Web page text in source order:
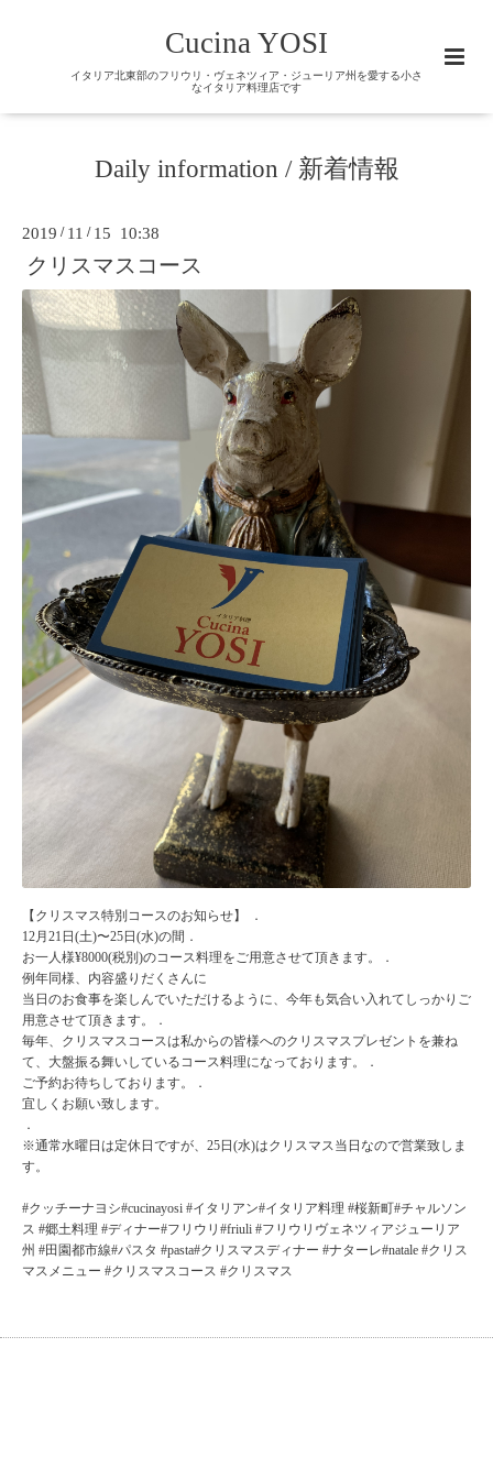
Cucina YOSI
イタリア北東部のフリウリ・ヴェネツィア・ジューリア州を愛する小さ
なイタリア料理店です
Daily information / 新着情報
2019 / 11 / 15 10:38
クリスマスコース
【クリスマス特別コースのお知らせ】 ．
12月21日(土)〜25日(水)の間．
お一人様¥8000(税別)のコース料理をご用意させて頂きます。．
例年同様、内容盛りだくさんに
当日のお食事を楽しんでいただけるように、今年も気合い入れてしっかりご
用意させて頂きます。．
毎年、クリスマスコースは私からの皆様へのクリスマスプレゼントを兼ね
て、大盤振る舞いしているコース料理になっております。．
ご予約お待ちしております。．
宜しくお願い致します。
．
※通常水曜日は定休日ですが、25日(水)はクリスマス当日なので営業致しま
す。
#クッチーナヨシ#cucinayosi #イタリアン#イタリア料理 #桜新町#チャルソン
ス #郷土料理 #ディナー#フリウリ#friuli #フリウリヴェネツィアジューリア
州 #田園都市線#パスタ #pasta#クリスマスディナー #ナターレ#natale #クリス
マスメニュー #クリスマスコース #クリスマス